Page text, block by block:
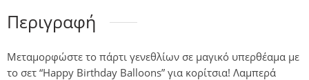
Περιγραφή
Μεταμορφώστε το πάρτι γενεθλίων σε μαγικό υπερθέαμα με
το σετ “Happy Birthday Balloons” για κορίτσια! Λαμπερά